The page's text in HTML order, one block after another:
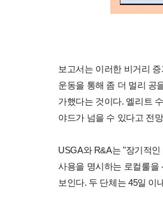
보고서는 이러한 비거리
운동을 통해 좀 더 멀리 공
가했다는 것이다. 엘리트
야드가 넘을 수 있다고 전
USGA와 R&A는 "장기적
사용을 명시하는 로컬룰을
보인다. 두 단체는 45일 이